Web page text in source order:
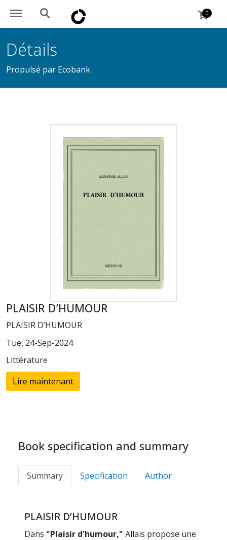
https://okademy.africa/menu
https://okademy.africa/search 0
Détails
Propulsé par Ecobank
PLAISIR D’HUMOUR
PLAISIR D’HUMOUR
Tue, 24-Sep-2024
Littérature
Lire maintenant
Book specification and summary
Summary Specification Author
PLAISIR D’HUMOUR
Dans "Plaisir d'humour," Allais propose une